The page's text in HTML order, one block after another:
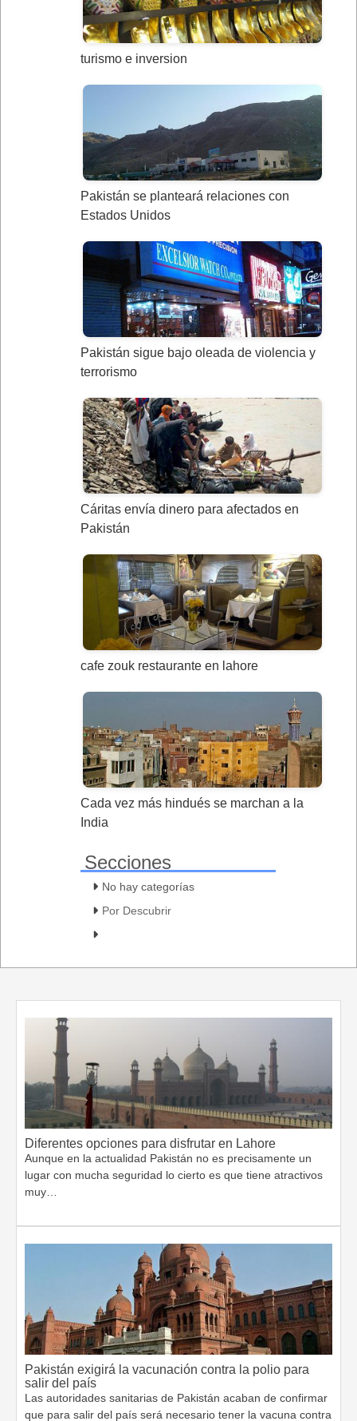
turismo e inversion
Pakistán se planteará relaciones con
Estados Unidos
Pakistán sigue bajo oleada de violencia y
terrorismo
Cáritas envía dinero para afectados en
Pakistán
cafe zouk restaurante en lahore
Cada vez más hindués se marchan a la
India
Secciones
No hay categorías
Por Descubrir
Diferentes opciones para disfrutar en Lahore
Aunque en la actualidad Pakistán no es precisamente un
lugar con mucha seguridad lo cierto es que tiene atractivos
muy…
Pakistán exigirá la vacunación contra la polio para
salir del país
Las autoridades sanitarias de Pakistán acaban de confirmar
que para salir del país será necesario tener la vacuna contra